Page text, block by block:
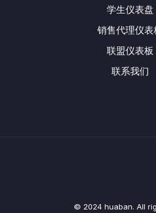
学生仪表盘
销售代理仪表
联盟仪表板
联系我们
© 2024 huaban. All